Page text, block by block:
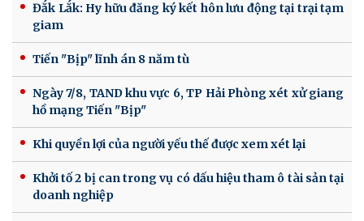
Đắk Lắk: Hy hữu đăng ký kết hôn lưu động tại trại tạm
giam
Tiến "Bịp" lĩnh án 8 năm tù
Ngày 7/8, TAND khu vực 6, TP Hải Phòng xét xử giang
hồ mạng Tiến "Bịp"
Khi quyền lợi của người yếu thế được xem xét lại
Khởi tố 2 bị can trong vụ có dấu hiệu tham ô tài sản tại
doanh nghiệp